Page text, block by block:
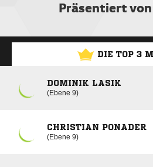
Präsentiert von
DIE TOP 3
DOMINIK LASIK
Ebene 9
CHRISTIAN PONADER
Ebene 9